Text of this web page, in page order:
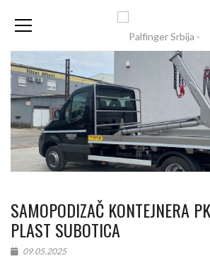
SAMOPODIZAČ KONTEJNERA
PLAST SUBOTICA
09.05.2025